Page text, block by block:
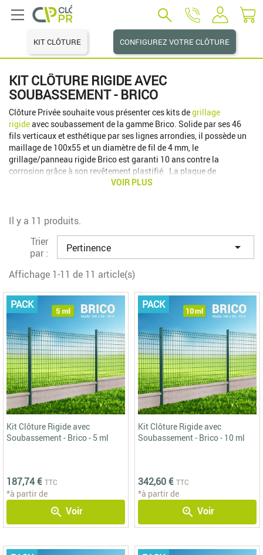
KIT CLÔTURE CONFIGUREZ VOTRE CLÔTURE
KIT CLÔTURE RIGIDE AVEC
SOUBASSEMENT - BRICO
Clôture Privée souhaite vous présenter ces kits degrillage
rigideavec soubassement de la gamme Brico. Solide par ses 46
fils verticaux et esthétique par ses lignes arrondies, il possède un
maillage de 100x55 et un diamètre de fil de 4 mm, le
grillage/panneau rigide Brico est garanti 10 ans contre la
corrosion grâce à son revêtement plastifié. La plaque de
soubassement est idéale pour les éventuels dénivelés, les
poteaux ADFIX. Ce kit vous permettra d'allier design et qualité au
meilleur prix du marché. Si les packs proposés ne correspondent
pas à vos attentes, n'hésitez pas à contacter notre équipe pour un
devis gratuit.
VOIR PLUS
Il y a 11 produits.
Trier
par :
Pertinence 
Affichage 1-11 de 11 article(s)
Kit Clôture Rigide avec
Soubassement - Brico - 5 ml
187,74 € TTC
*à partir de
zoom_in Voir
PACK
Kit Clôture Rigide avec
Soubassement - Brico - 10 ml
342,60 € TTC
*à partir de
zoom_in Voir
PACK